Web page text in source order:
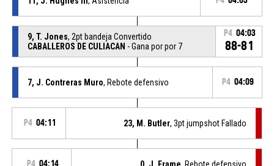
9, T. Jones, 2pt bandeja Convertido
CABALLEROS DE CULIACAN - Gana por por 7
P4 04:03
88-81
7, J. Contreras Muro, Rebote defensivo P4 04:09
P4 04:11 23, M. Butler, 3pt jumpshot Fallado
P4 04:14 0, J. Frame, Rebote defensivo